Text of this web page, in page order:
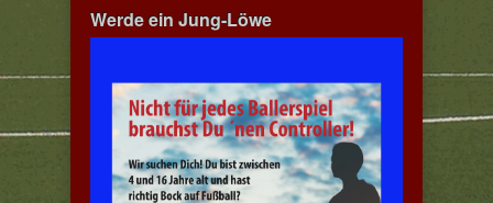
Werde ein Jung-Löwe